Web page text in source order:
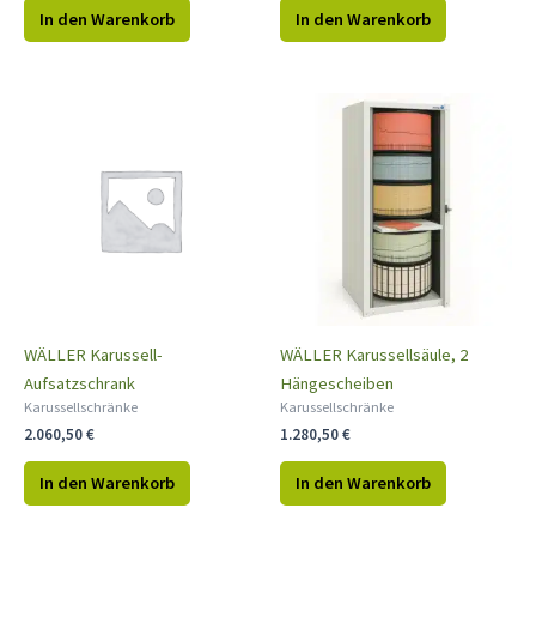
In den Warenkorb In den Warenkorb
WÄLLER Karussell-
Aufsatzschrank
Karussellschränke
2.060,50€
In den Warenkorb
WÄLLER Karussellsäule, 2
Hängescheiben
Karussellschränke
1.280,50€
In den Warenkorb